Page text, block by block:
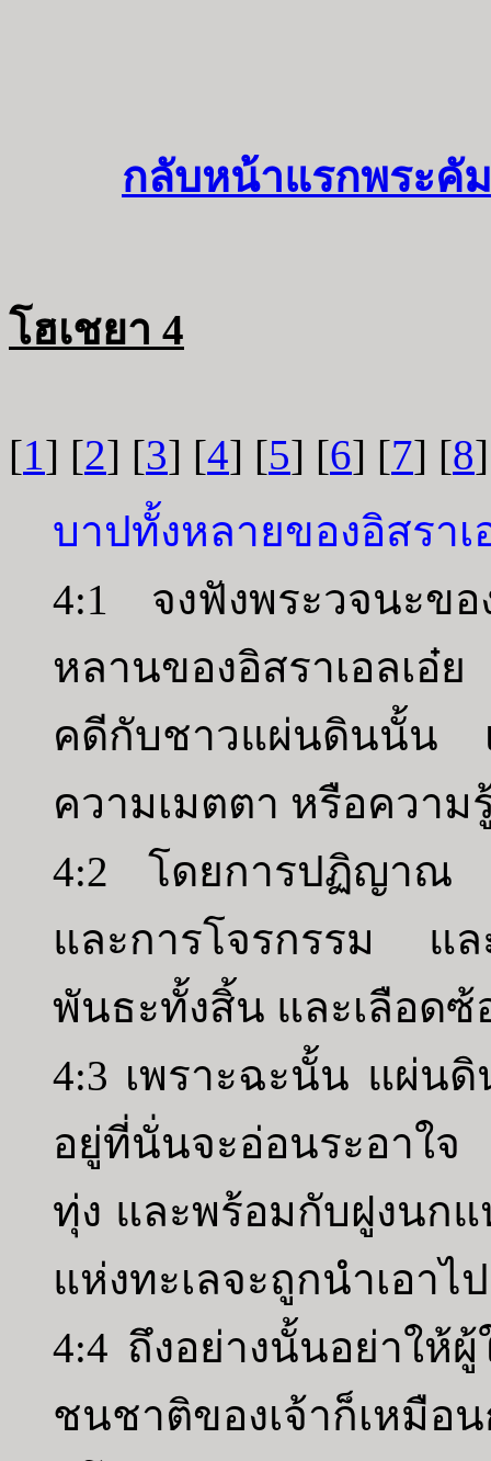
กลับหน้าแรกพระคั
โฮเชยา 4
[1] [2] [3] [4] [5] [6] [7] [8
บาปทั้งหลายของอิสราเ
4:1 จงฟังพระวจนะข
หลานของอิสราเอลเอ๋
คดีกับชาวแผ่นดินนั้น
ความเมตตา หรือความ
4:2 โดยการปฏิญาณ
และการโจรกรรม แ
พันธะทั้งสิ้น และเลือดซ้
4:3 เพราะฉะนั้น แผ่น
อยู่ที่นั่นจะอ่อนระอาใ
ทุ่ง และพร้อมกับฝูงนก
แห่งทะเลจะถูกนำเอาไ
4:4 ถึงอย่างนั้นอย่าให้
ชนชาติของเจ้าก็เหมือ